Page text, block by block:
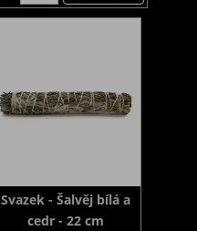
Svazek - Šalvěj bílá a
cedr - 22 cm